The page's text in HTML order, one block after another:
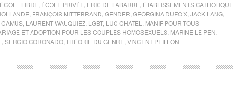
ÉCOLE LIBRE ÉCOLE PRIVÉE ERIC DE LABARRE ÉTABLISSEMENTS CATHOLIQUE
FRANÇOIS MITTERRAND GENDER GEORGINA DUFOIX JACK LANG
CAMUS LAURENT WAUQUIEZ LGBT, LUC CHATEL MANIF POUR TOUS
ET ADOPTION POUR LES COUPLES HOMOSEXUELS MARINE LE PEN
SERGIO CORONADO THÉORIE DU GENRE VINCENT PEILLON